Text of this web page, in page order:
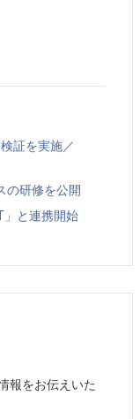
証を実施／
の研修を公開
」と連携開始
報をお伝えいた